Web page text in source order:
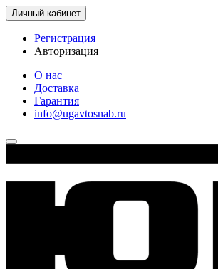
Личный кабинет
Регистрация
Авторизация
О нас
Доставка
Гарантия
info@ugavtosnab.ru